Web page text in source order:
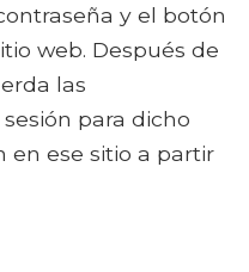
y el botón
web. Después de
las
para dicho
en ese sitio a partir